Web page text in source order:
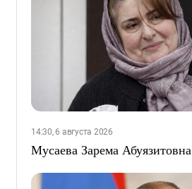
14:30, 6 августа 2026
Мусаева Зарема Абуязитовна